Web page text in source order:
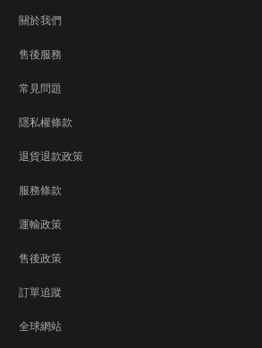
關於我們
售後服務
常見問題
隱私權條款
退貨退款政策
服務條款
運輸政策
售後政策
訂單追蹤
全球網站